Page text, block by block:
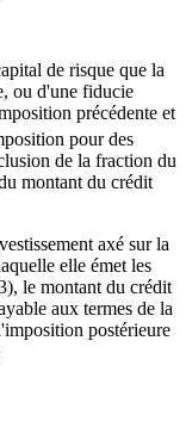
de risque que la
ou d'une fiducie
précédente et
pour des
de la fraction du
montant du crédit
axé sur la
elle émet les
le montant du crédit
aux termes de la
postérieure